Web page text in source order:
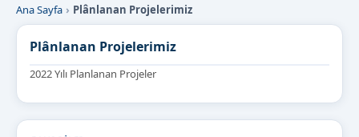
Ana Sayfa Plânlanan Projelerimiz
Plânlanan Projelerimiz
2022 Yılı Planlanan Projeler